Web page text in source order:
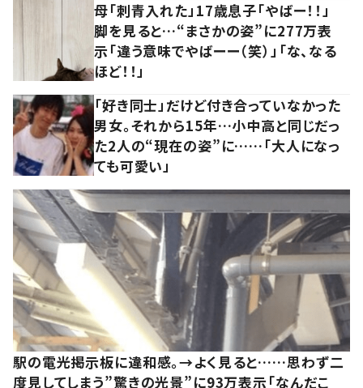
母「刺青入れた」17歳息子「やばー！！」
脚を見ると…“まさかの姿”に277万表
示「違う意味でやばーー（笑）」「な、なる
ほど！！」
「好き同士」だけど付き合っていなかった
男女。それから15年…小中高と同じだっ
た2人の“現在の姿”に……「大人になっ
ても可愛い」
駅の電光掲示板に違和感。→よく見ると……思わず二
度見してしまう”驚きの光景”に93万表示「なんだこ